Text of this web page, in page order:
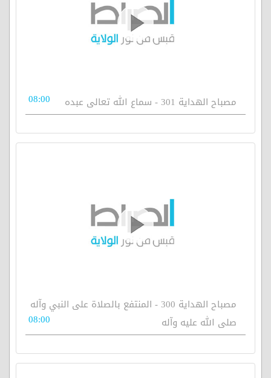
مصباح الهداية 301 - سماع الله تعالى عبده 08:00
مصباح الهداية 300 - المنتفع بالصلاة على النبي وآله
صلى الله عليه وآله
08:00